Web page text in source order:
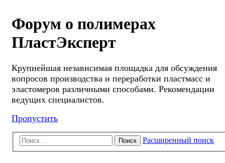
Форум о полимерах
ПластЭксперт
Крупнейшая независимая площадка для обсуждения
вопросов производства и переработки пластмасс и
эластомеров различными способами. Рекомендации
ведущих специалистов.
Пропустить
Поиск Расширенный поиск